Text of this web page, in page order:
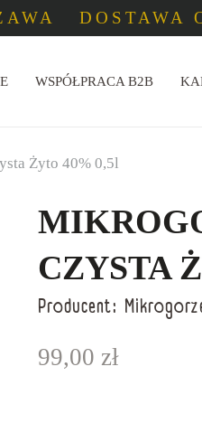
DOSTAWA
WSPÓŁPRACA B2B
Żyto 40% 0,5l
CZYSTA
Producent:
99,00 zł